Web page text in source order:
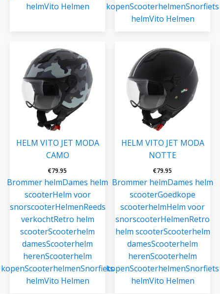
helmVito Helmen
kopenScooterhelmenSnorfiets
helmVito Helmen
HELM VITO JET MODA
CAMO
€79.95
Brommer helmDames helm
scooterHelm voor
snorscooterHelmenReeds
verkochtRetro helm
scooterScooterhelm
damesScooterhelm
herenScooterhelm
kopenScooterhelmenSnorfiets
helmVito Helmen
HELM VITO JET MODA
NOTTE
€79.95
Brommer helmDames helm
scooterGoedkope
scooterhelmHelm voor
snorscooterHelmenRetro
helm scooterScooterhelm
damesScooterhelm
herenScooterhelm
kopenScooterhelmenSnorfiets
helmVito Helmen